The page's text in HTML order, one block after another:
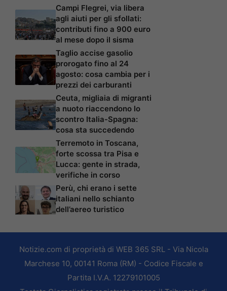
Campi Flegrei, via libera
agli aiuti per gli sfollati:
contributi fino a 900 euro
al mese dopo il sisma
Taglio accise gasolio
prorogato fino al 24
agosto: cosa cambia per i
prezzi dei carburanti
Ceuta, migliaia di migranti
a nuoto riaccendono lo
scontro Italia-Spagna:
cosa sta succedendo
Terremoto in Toscana,
forte scossa tra Pisa e
Lucca: gente in strada,
verifiche in corso
Perù, chi erano i sette
italiani nello schianto
dell’aereo turistico
Notizie.com di proprietà di WEB 365 SRL - Via Nicola
Marchese 10, 00141 Roma (RM) - Codice Fiscale e
Partita I.V.A. 12279101005